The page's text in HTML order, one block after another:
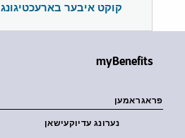
קוקט איבער בארעכטיגונג
myBenefits
פראגראמען
נערונג עדיוקעישאן